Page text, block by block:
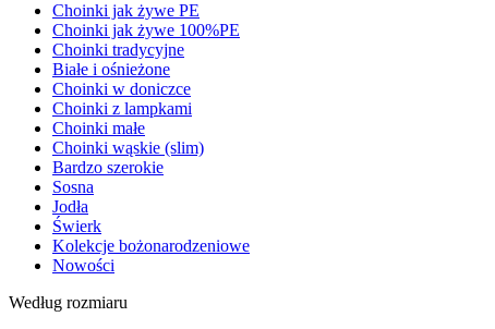
Choinki jak żywe PE
Choinki jak żywe 100%PE
Choinki tradycyjne
Białe i ośnieżone
Choinki w doniczce
Choinki z lampkami
Choinki małe
Choinki wąskie (slim)
Bardzo szerokie
Sosna
Jodła
Świerk
Kolekcje bożonarodzeniowe
Nowości
Według rozmiaru